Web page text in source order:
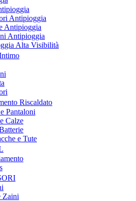
Antipioggia
Antipioggia
Antipioggia
Alta Visibilità
Riscaldato
Pantaloni
Calze
e Tute
Zaini